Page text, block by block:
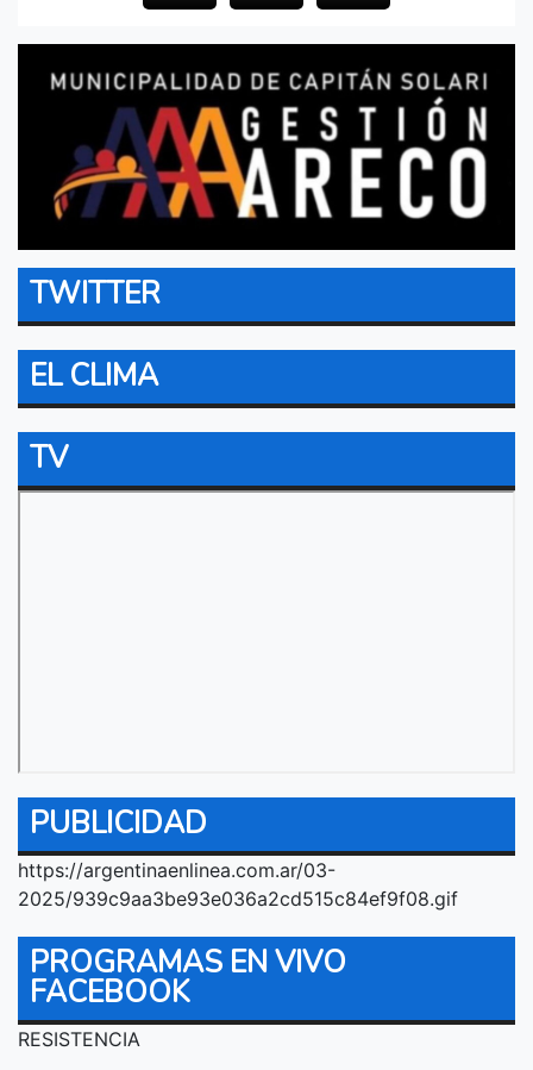
TWITTER
EL CLIMA
TV
PUBLICIDAD
https://argentinaenlinea.com.ar/03-
2025/939c9aa3be93e036a2cd515c84ef9f08.gif
PROGRAMAS EN VIVO
FACEBOOK
RESISTENCIA